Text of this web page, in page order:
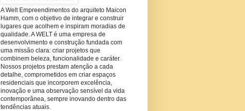
A Welt Empreendimentos do arquiteto Maicon
Hamm, com o objetivo de integrar e construir
lugares que acolhem e inspiram moradias de
qualidade. A WELT é uma empresa de
desenvolvimento e construção fundada com
uma missão clara: criar projetos que
combinem beleza, funcionalidade e caráter.
Nossos projetos prestam atenção a cada
detalhe, comprometidos em criar espaços
residenciais que incorporem excelência,
inovação e uma observação sensível da vida
contemporânea, sempre inovando dentro das
tendências atuais.